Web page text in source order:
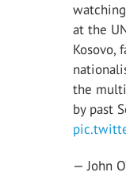
at the
Kosovo,
the
by past
— John